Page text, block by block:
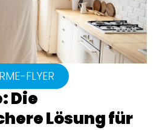
Die
Lösung für
FLYER